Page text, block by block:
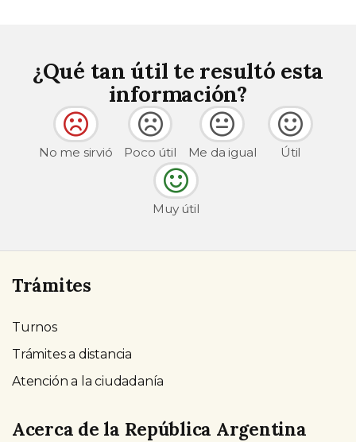
¿Qué tan útil te resultó esta
información?
No me sirvió Poco útil Me da igual Útil
Muy útil
Trámites
Turnos
Trámites a distancia
Atención a la ciudadanía
Acerca de la República Argentina